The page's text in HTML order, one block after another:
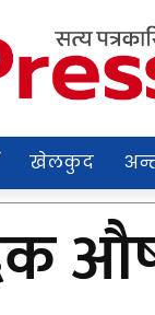
खेलकुद